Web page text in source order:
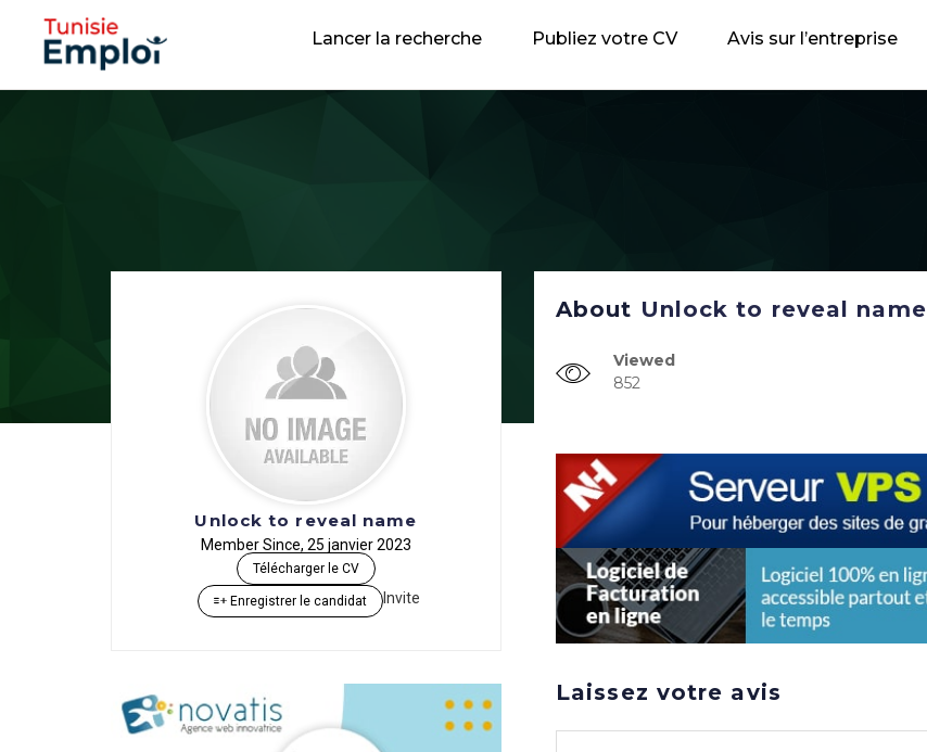
Lancer la recherche Publiez votre CV Avis sur l’entreprise
Unlock to reveal name
Member Since, 25 janvier 2023
Télécharger le CV
Enregistrer le candidat Invite
About Unlock to reveal name
Viewed
852
Laissez votre avis